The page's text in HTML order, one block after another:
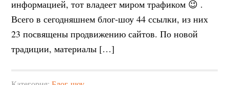
информацией, тот владеет миром трафиком 😉 .
Всего в сегодняшнем блог-шоу 44 ссылки, из них
23 посвящены продвижению сайтов. По новой
традиции, материалы […]